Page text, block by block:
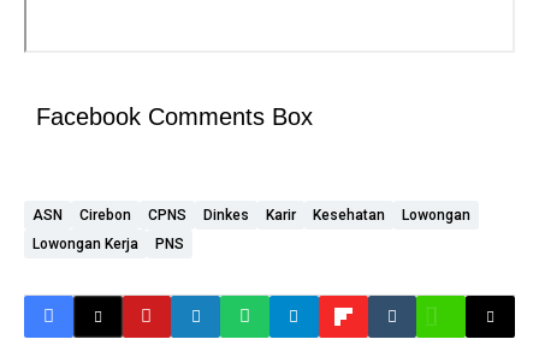
Facebook Comments Box
ASN Cirebon CPNS Dinkes Karir Kesehatan
Lowongan
Lowongan Kerja
PNS